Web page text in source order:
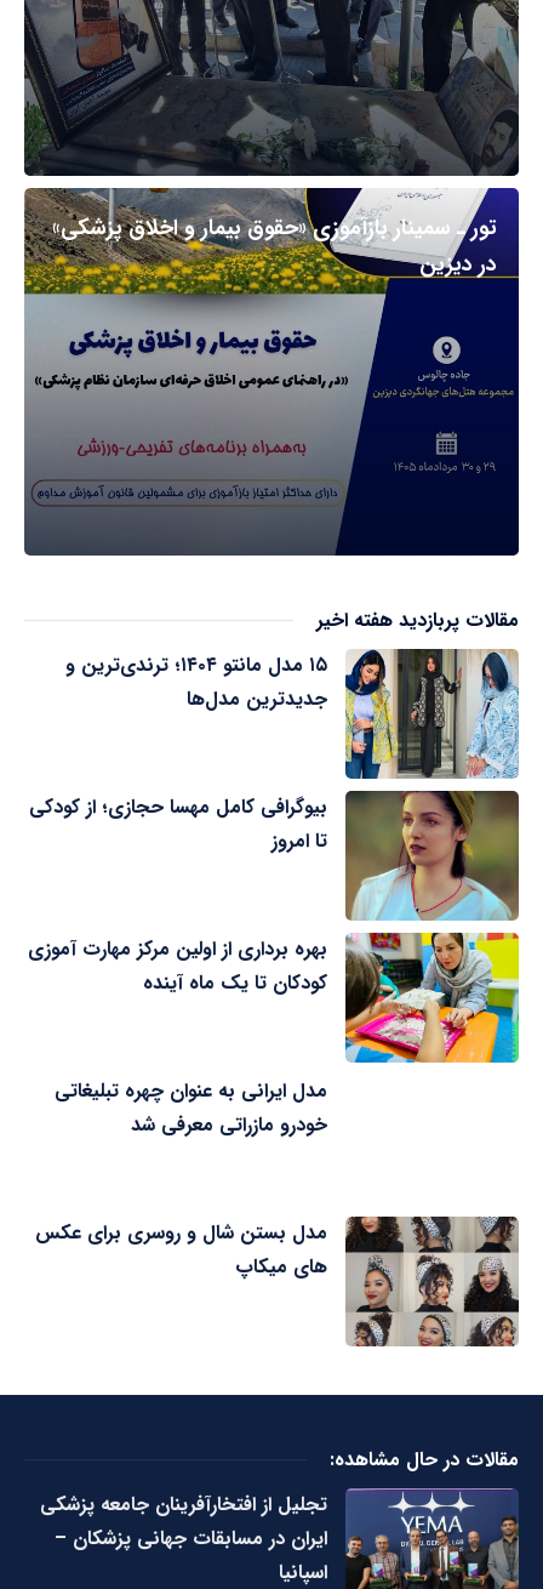
تور ـ سمینار بازآموزی «حقوق بیمار و اخلاق پزشکی»
در دیزین
مقالات پربازدید هفته اخیر
۱۵ مدل مانتو ۱۴۰۴؛ ترندی‌ترین و
جدیدترین مدل‌ها
بیوگرافی کامل مهسا حجازی؛ از کودکی
تا امروز
بهره برداری از اولین مرکز مهارت آموزی
کودکان تا یک ماه آینده
مدل ایرانی به عنوان چهره تبلیغاتی
خودرو مازراتی معرفی شد
مدل بستن شال و روسری برای عکس
های میکاپ
مقالات در حال مشاهده:
تجلیل از افتخارآفرینان جامعه پزشکی
ایران در مسابقات جهانی پزشکان –
اسپانیا